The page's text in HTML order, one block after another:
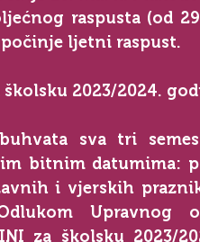
raspusta (od
počinje ljetni raspust.
školsku 2023/2024.
sva tri
bitnim datumima:
i vjerskih
Upravnog
za školsku